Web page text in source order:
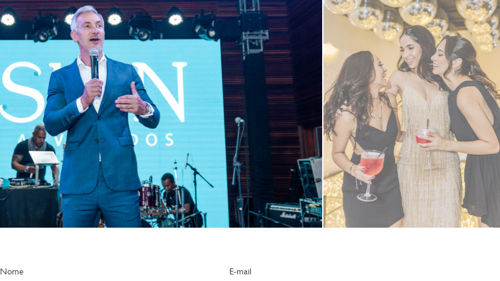
Nome E-mail